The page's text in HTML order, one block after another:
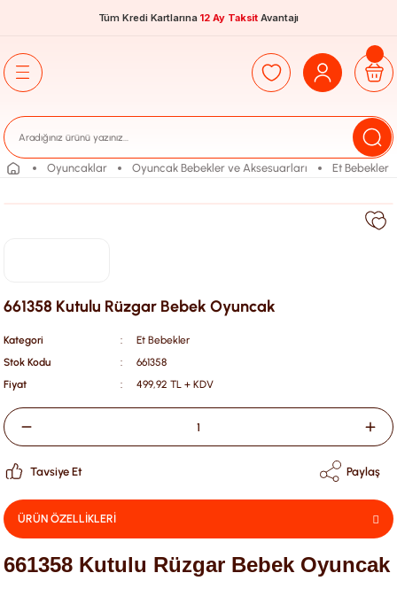
Tüm Kredi Kartlarına 12 Ay Taksit Avantajı
Oyuncaklar Oyuncak Bebekler ve Aksesuarları Et Bebekler
661358 Kutulu Rüzgar Bebek Oyuncak
Kategori
Et Bebekler
Stok Kodu
661358
Fiyat
499,92 TL + KDV
Tavsiye Et Paylaş
ÜRÜN ÖZELLİKLERİ
661358 Kutulu Rüzgar Bebek Oyuncak